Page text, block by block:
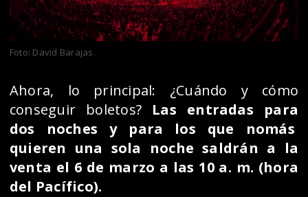
Foto: David Barajas.
Ahora, lo principal: ¿Cuándo y cómo
conseguir boletos? Las entradas para
dos noches y para los que nomás
quieren una sola noche saldrán a la
venta el 6 de marzo a las 10 a. m. (hora
del Pacífico).